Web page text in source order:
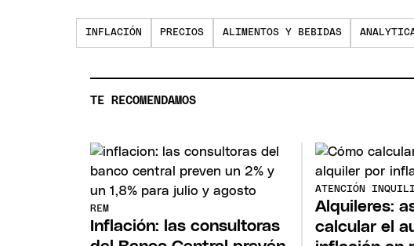
INFLACIÓN PRECIOS ALIMENTOS Y BEBIDAS
TE RECOMENDAMOS
REM
Inflación: las consultoras
ATENCIÓN
Alquileres:
calcular el